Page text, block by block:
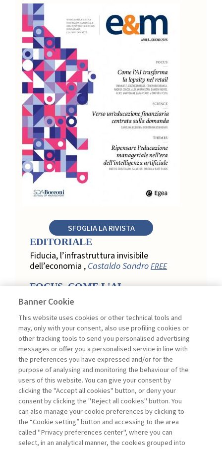
SFOGLIA LA RIVISTA
EDITORIALE
Fiducia, l’infrastruttura invisibile
dell’economia , Castaldo SandroFREE
FOCUS. COME L'AI
TRASFORMA LA LOYALTY
Relazione, personalizzazione e
misurazione: come l’AI trasforma la
loyalty nel retail ,Acconciamessa
Emanuele
Evidenze da uno studio qualitativo nel
retail: loyalty e fiducia nella
trasformazione digitale ,Penco Lara,
Testa Ginevra
Touchpoint ed enabler nella loyalty
digitale: un modello per progettare la
relazione con il cliente ,Ciacci Andrea,
Banner Cookie
This website uses cookies or other technical tools and
may, only with your consent, also use profiling cookies or
other tracking tools to send you personalised advertising
messages or offer you a personalised service in line with
the preferences you have expressed and/or for the
purpose of analysing and monitoring the behaviour of the
users of this website. You can give your consent by
clicking the "Accept all cookies" button, or deny your
consent by clicking the "Reject all cookies" button. You
can also manage your cookie preferences by clicking to
the “Cookie setting” button and accessing to the area
called "Privacy preferences center", where you can
select, in an analytical manner, the cookies grouped into